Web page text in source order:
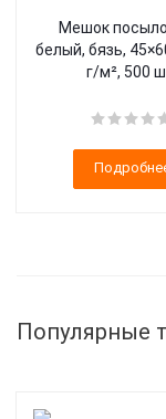
Мешок
белый, бязь,
г/м², 500
Популярные